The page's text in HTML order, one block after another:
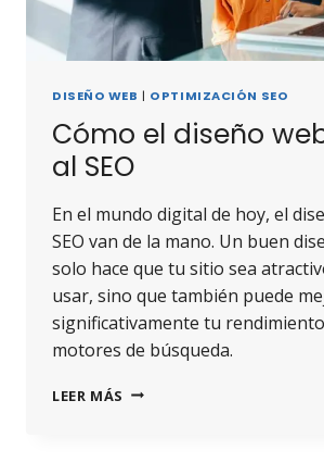
DISEÑO WEB | OPTIMIZACIÓN SEO
Cómo el diseño
al SEO
En el mundo digital de hoy, el
SEO van de la mano. Un buen
solo hace que tu sitio sea
usar, sino que también puede
significativamente tu
motores de búsqueda.
LEER MÁS